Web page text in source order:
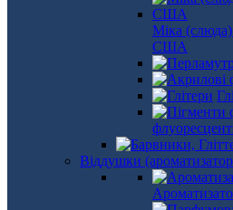
Міка (слюда)
США
Віддушки